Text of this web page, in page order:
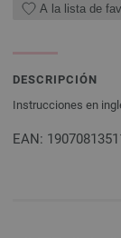
A la lista de
DESCRIPCIÓN
Instrucciones en
EAN: